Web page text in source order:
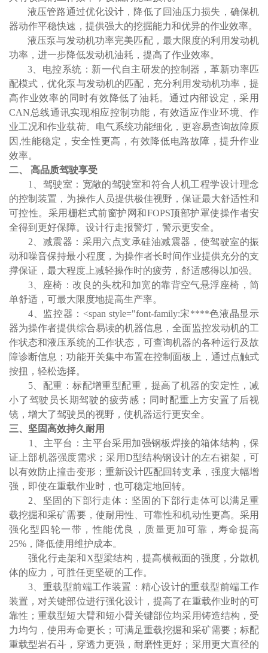
液压管路通过优化设计，降低了回油压力损失，确保机
器动作平稳快速，提供强大的挖掘能力和优异的作业效率。
液压泵与发动机功率完美匹配，最大限度的利用发动机
功率，进一步降低发动机油耗，提高了作业效率。
3、电控系统 ： 新一代自主研发的控制器，革新功率匹
配模式，优化泵与发动机的匹配，充分利用发动机功率，提
高作业效率的同时有效降低了油耗。通过内部设定，采用
CAN总线通讯实现相应控制功能，有效适应作业环境、作
业工况和作业载荷。 电气系统功能细化，更容易查询故障原
因 ,性能稳定，安全性更高，有效降低电路故障，提升作业
效率。
二、
高品质驾驶享受
1、驾驶室 ： 宽敞的驾驶室和符合人机工程学设计理念
的控制装置，为操作人员提供极佳视野，保证最大舒适性和
可控性。采用栅栏式前窗护网和FOPS顶部护罩使操作者安
全得到更好保障。设计行走报警灯，警示更安全。
2、减震器 ： 采用六点支承硅油减震器，使驾驶室的振
动和噪音保持最小程度，为操作者长时间作业提供充分的支
撑保证，最大程度上减轻操作时的疲劳，舒适感得以加强。
3、座椅 ：改良的头枕和加宽的靠背空气悬浮座椅，简
单舒适，可最大限度地提高生产率。
4、监控器 ： <span style="font-family:宋****色液晶显示
器为操作者提供综合易读的机器信息，全面监控发动机的工
作状态和液压系统的工作状态，可查询机器的各种运行及故
障诊断信息；功能开关集中布置在控制面板上，通过点触式
按扭，轻松选择。
5、配重 ：标配增重型配重，提高了机器的安定性，减
小了驾驶员长期驾驶的疲劳感；同时配重上方安置了后视
镜，增大了驾驶员的视野，使机器运行更安全。
三、坚固高效持久耐用
1、主平台 ： 主平台采用加强钢板焊接的箱体结构，保
证上部机器强度需求；采用D型结构钢设计的左右裙架，可
以有效防止撞击变形；重新设计匹配回转支承，强度大幅增
强，即使在重载作业时，也可稳定地回转。
2、坚固的下部行走体 ： 坚固的下部行走体可以满足重
载挖掘和采矿需要，使耐用性、可靠性和机动性更高。采用
强化型四轮一带，性能优良，质量更加可靠，寿命提高
25%，降低使用维护成本。
强化行走架和X型梁结构，提高横截面的强度，分散机
体的应力，可胜任更坚硬的工作。
3、重载型前端工作装置 ：精心设计的重载型前端工作
装置，对关键部位进行强化设计，提高了在重载作业时的可
靠性；重载型短大臂和短小臂关键部位均采用铸造结构，受
力均匀，使用寿命更长；可满足重载挖掘和采矿需要；标配
重载型岩石斗，穿透力更强，耐磨性更好；采用更大直径的